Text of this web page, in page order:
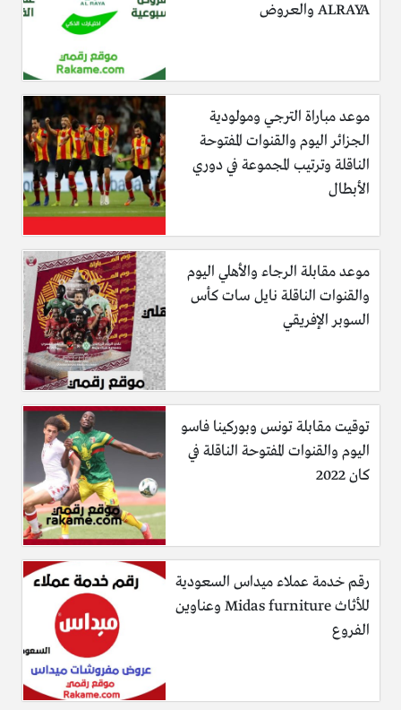
ALRAYA والعروض
موعد مباراة الترجي ومولودية
الجزائر اليوم والقنوات المفتوحة
الناقلة وترتيب المجموعة في دوري
الأبطال
موعد مقابلة الرجاء والأهلي اليوم
والقنوات الناقلة نايل سات كأس
السوبر الإفريقي
توقيت مقابلة تونس وبوركينا فاسو
اليوم والقنوات المفتوحة الناقلة في
كان 2022
رقم خدمة عملاء ميداس السعودية
للأثاث Midas furniture وعناوين
الفروع